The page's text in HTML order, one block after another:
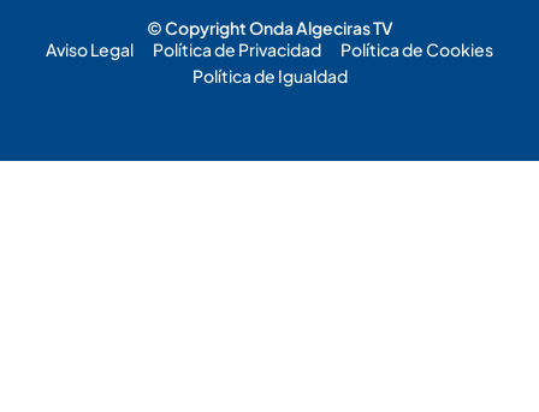
© Copyright Onda Algeciras TV
Aviso Legal
Política de Privacidad
Política de Cookies
Política de Igualdad